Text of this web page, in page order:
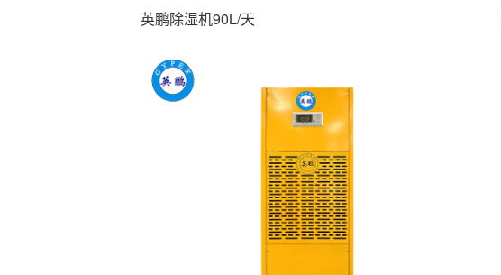
英鹏除湿机90L/天